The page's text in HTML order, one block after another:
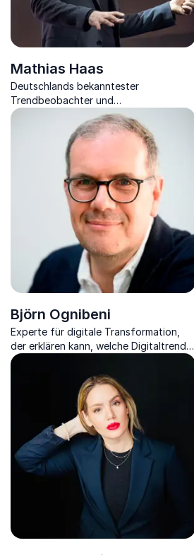
Mathias Haas
Deutschlands bekanntester
Trendbeobachter und
Zukunftsbegleiter über die Trends von
Björn Ognibeni
Experte für digitale Transformation,
der erklären kann, welche Digitaltrends
wir in Asien verpassen und was das
Metaverse wirklich ist.